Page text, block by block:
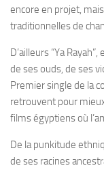
encore en projet,
traditionnelles de
D’ailleurs “Ya
de ses ouds, de ses
Premier single de la
retrouvent pour
films égyptiens où
De la punkitude
de ses racines